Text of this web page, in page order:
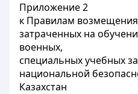
Приложение 2
к Правилам возмещения
затраченных на
военных,
специальных учебных
национальной
Казахстан